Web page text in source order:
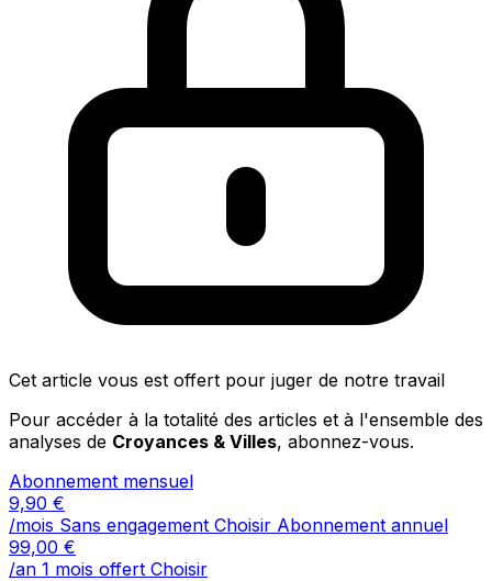
Cet article vous est offert pour juger de notre travail
Pour accéder à la totalité des articles et à l'ensemble des
analyses de Croyances & Villes, abonnez-vous.
Abonnement mensuel
9,90 €
/mois Sans engagement Choisir Abonnement annuel
99,00 €
/an 1 mois offert Choisir